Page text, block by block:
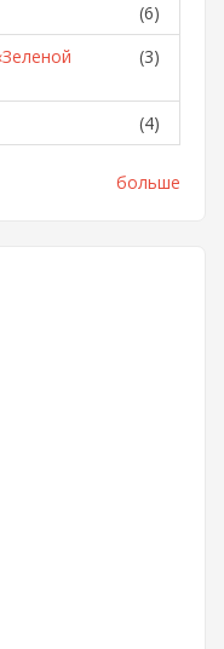
(6)
(3)
(4)
больше